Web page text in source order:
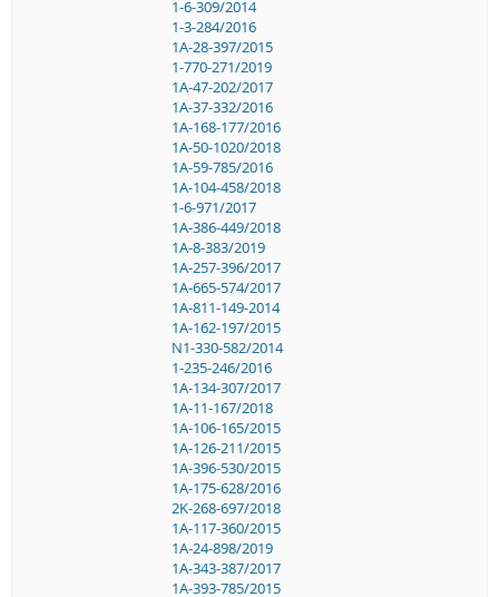
1-6-309/2014
1-3-284/2016
1A-28-397/2015
1-770-271/2019
1A-47-202/2017
1A-37-332/2016
1A-168-177/2016
1A-50-1020/2018
1A-59-785/2016
1A-104-458/2018
1-6-971/2017
1A-386-449/2018
1A-8-383/2019
1A-257-396/2017
1A-665-574/2017
1A-811-149-2014
1A-162-197/2015
N1-330-582/2014
1-235-246/2016
1A-134-307/2017
1A-11-167/2018
1A-106-165/2015
1A-126-211/2015
1A-396-530/2015
1A-175-628/2016
2K-268-697/2018
1A-117-360/2015
1A-24-898/2019
1A-343-387/2017
1A-393-785/2015